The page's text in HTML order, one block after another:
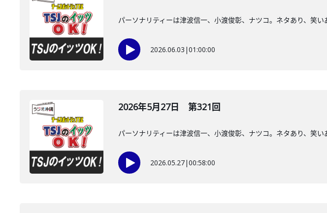
パーソナリティーは津波信一、小渡俊彰、ナツコ。ネタあり、笑
2026.06.03 |01:00:00
2026年5月27日 第321回
パーソナリティーは津波信一、小渡俊彰、ナツコ。ネタあり、笑
2026.05.27|00:58:00